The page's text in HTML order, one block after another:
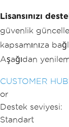
Lisansınızı
güvenlik
kapsamınıza
Aşağıdan
CUSTOMER
or
Destek seviyesi:
Standart